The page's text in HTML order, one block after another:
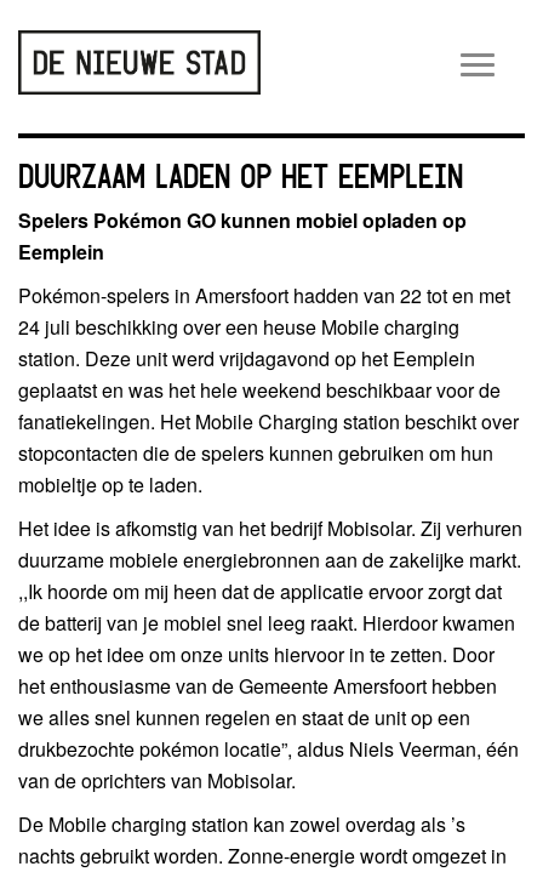
DUURZAAM LADEN OP HET EEMPLEIN
Spelers Pokémon GO kunnen mobiel opladen op
Eemplein
Pokémon-spelers in Amersfoort hadden van 22 tot en met
24 juli beschikking over een heuse Mobile charging
station. Deze unit werd vrijdagavond op het Eemplein
geplaatst en was het hele weekend beschikbaar voor de
fanatiekelingen. Het Mobile Charging station beschikt over
stopcontacten die de spelers kunnen gebruiken om hun
mobieltje op te laden.
Het idee is afkomstig van het bedrijf Mobisolar. Zij verhuren
duurzame mobiele energiebronnen aan de zakelijke markt.
,,Ik hoorde om mij heen dat de applicatie ervoor zorgt dat
de batterij van je mobiel snel leeg raakt. Hierdoor kwamen
we op het idee om onze units hiervoor in te zetten. Door
het enthousiasme van de Gemeente Amersfoort hebben
we alles snel kunnen regelen en staat de unit op een
drukbezochte pokémon locatie”, aldus Niels Veerman, één
van de oprichters van Mobisolar.
De Mobile charging station kan zowel overdag als ’s
nachts gebruikt worden. Zonne-energie wordt omgezet in